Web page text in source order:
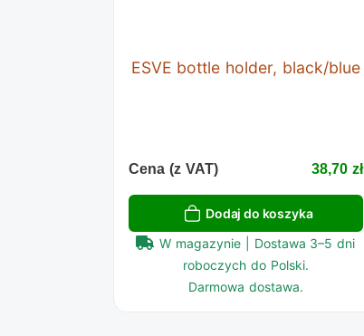
ESVE bottle holder, black/blue
Cena (z VAT) 38,70 zł
Dodaj do koszyka
W magazynie | Dostawa 3–5 dni
roboczych do Polski.
Darmowa dostawa.